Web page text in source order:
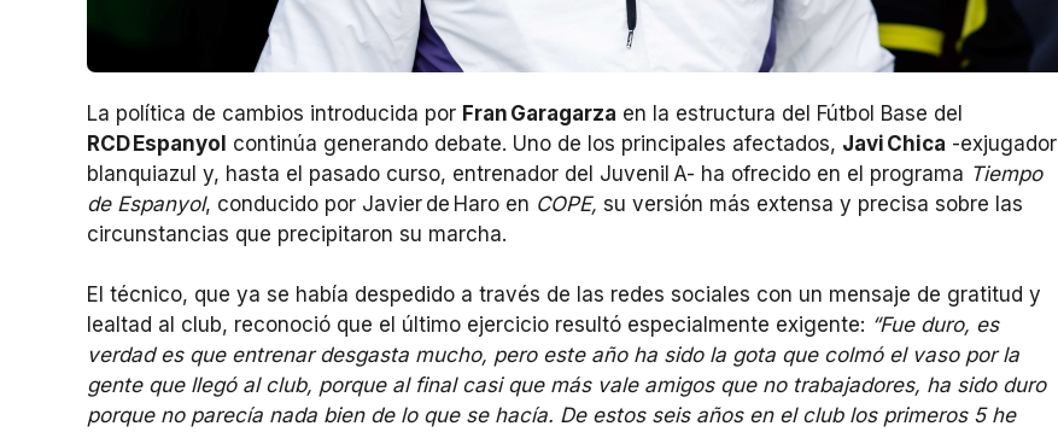
La política de cambios introducida por Fran Garagarza en la estructura del Fútbol Base del
RCD Espanyol continúa generando debate. Uno de los principales afectados, Javi Chica -exjugador
blanquiazul y, hasta el pasado curso, entrenador del Juvenil A- ha ofrecido en el programa Tiempo
de Espanyol, conducido por Javier de Haro en COPE, su versión más extensa y precisa sobre las
circunstancias que precipitaron su marcha.
El técnico, que ya se había despedido a través de las redes sociales con un mensaje de gratitud y
lealtad al club, reconoció que el último ejercicio resultó especialmente exigente: “Fue duro, es
verdad es que entrenar desgasta mucho, pero este año ha sido la gota que colmó el vaso por la
gente que llegó al club, porque al final casi que más vale amigos que no trabajadores, ha sido duro
porque no parecía nada bien de lo que se hacía. De estos seis años en el club los primeros 5 he